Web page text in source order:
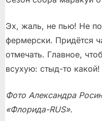
Эх, жаль, не пью! Не
фермерски. Придётся
отмечать. Главное,
всухую: стыд-то какой!
Фото Александра
«Флорида-RUS».